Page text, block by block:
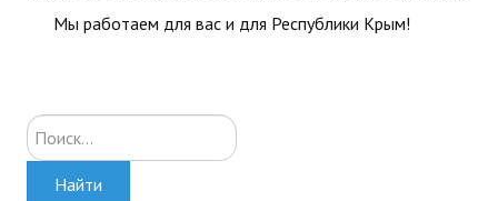
Мы работаем для вас и для Республики Крым!
Искать...
Найти